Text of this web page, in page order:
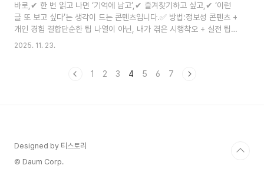
플랫폼의 기본 특징플랫폼주요 특징네이버 블로그접근성 높고, 국내 사
용자가 많음. 초보자에게 쉬운 UI 제공티스토리 (구글 블로그)애드센스
수익화에 최적화, 자유로운 ..
바로,✔ 한 번 읽고 나면 ‘기억에 남고’,✔ 즐겨찾기하고 싶고,✔ ‘이런
글 또 보고 싶다’는 생각이 드는 콘텐츠입니다.✅ 방법:정보성 콘텐츠 +
개인 경험 결합단순한 팁 나열이 아닌, 내가 겪은 시행착오 + 실전 팁
구조로 구성예시:❌ “시간관리 앱 추천 5가지”✅ “시간관리 앱 5개 직
하라재방문을 만드는 가장 강력한 구조는바로 **“시리즈 콘텐츠”**입
2025. 11. 23.
1 2 3 4 5 6 7
Designed by 티스토리
© Daum Corp.